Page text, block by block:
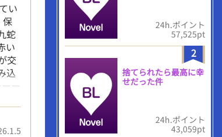
い
保
蛇
い
交
込
ー
様
は
24h.ポイント
57,525pt
2
捨てられたら最高に幸
せだった件
24h.ポイント
43,059pt